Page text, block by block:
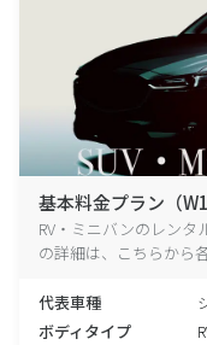
基本料金プラン（W1
RV・ミニバンのレン
の詳細は、こちらから
代表車種
ボディタイプ